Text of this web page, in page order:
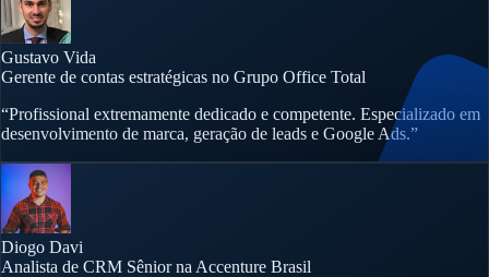
Gustavo Vida
Gerente de contas estratégicas no Grupo Office Total
“Profissional extremamente dedicado e competente. Especializado em
desenvolvimento de marca, geração de leads e Google Ads.”
Diogo Davi
Analista de CRM Sênior na Accenture Brasil